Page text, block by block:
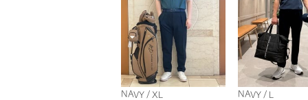
NAVY / XL
NAVY / L